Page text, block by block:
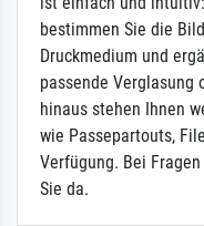
bestimmen Sie die
Druckmedium und
passende Verglasung
hinaus stehen Ihnen
wie Passepartouts,
Verfügung. Bei
Sie da.